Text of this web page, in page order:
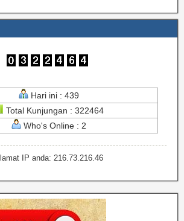
Hari ini : 439
Total Kunjungan : 322464
Who's Online : 2
IP anda: 216.73.216.46